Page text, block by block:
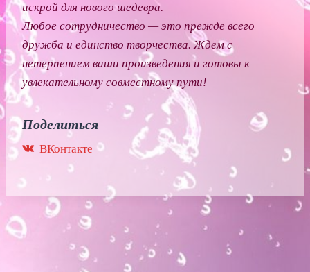
искрой для нового шедевра.
Любое сотрудничество — это прежде всего
дружба и единство творчества. Ждем с
нетерпением ваши произведения и готовы к
увлекательному совместному пути!
Поделиться
ВКонтакте